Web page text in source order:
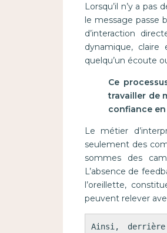
Lorsqu’il n’y a
le message passe
d’interaction
dynamique,
quelqu’un écoute
Ce
travailler de
confiance en
Le métier
seulement des
sommes des
L’absence de
l’oreillette,
peuvent relever
Ainsi,